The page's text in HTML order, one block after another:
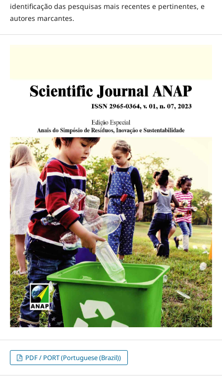
identificação das pesquisas mais recentes e pertinentes, e
autores marcantes.
PDF / PORT (Portuguese (Brazil))